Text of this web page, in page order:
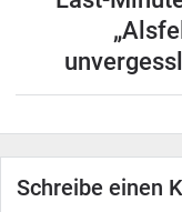
Schreibe einen